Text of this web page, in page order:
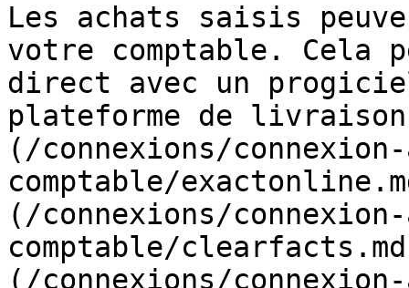
Les achats saisis
votre comptable.
direct avec un
plateforme de
(/connexions/
comptable/
(/connexions/
comptable/
(/connexions/